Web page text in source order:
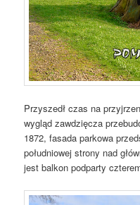
Przyszedł czas na
wygląd zawdzięcza
1872, fasada parkowa
południowej strony nad
jest balkon podparty